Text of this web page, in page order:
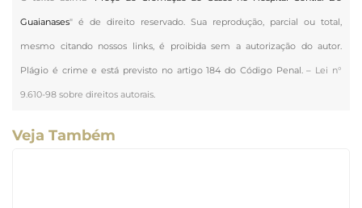
Guaianases" é de direito reservado. Sua reprodução, parcial ou total,
mesmo citando nossos links, é proibida sem a autorização do autor.
Plágio é crime e está previsto no artigo 184 do Código Penal. – Lei n°
9.610-98 sobre direitos autorais.
Veja Também